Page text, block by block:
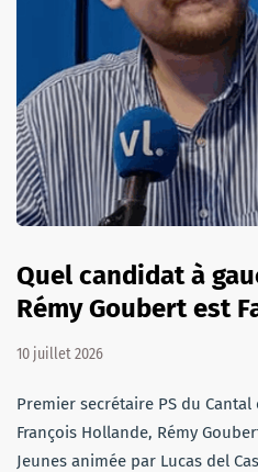
Quel candidat à
Rémy Goubert est
10 juillet 2026
Premier secrétaire PS du
François Hollande, Rémy
Jeunes animée par Lucas del